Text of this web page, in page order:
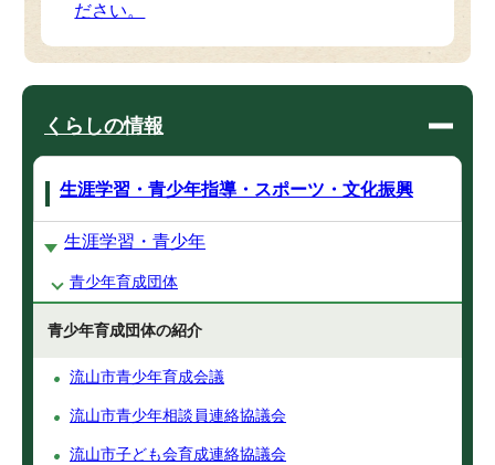
ださい。
くらしの情報
生涯学習・青少年指導・スポーツ・文化振興
生涯学習・青少年
青少年育成団体
青少年育成団体の紹介
流山市青少年育成会議
流山市青少年相談員連絡協議会
流山市子ども会育成連絡協議会